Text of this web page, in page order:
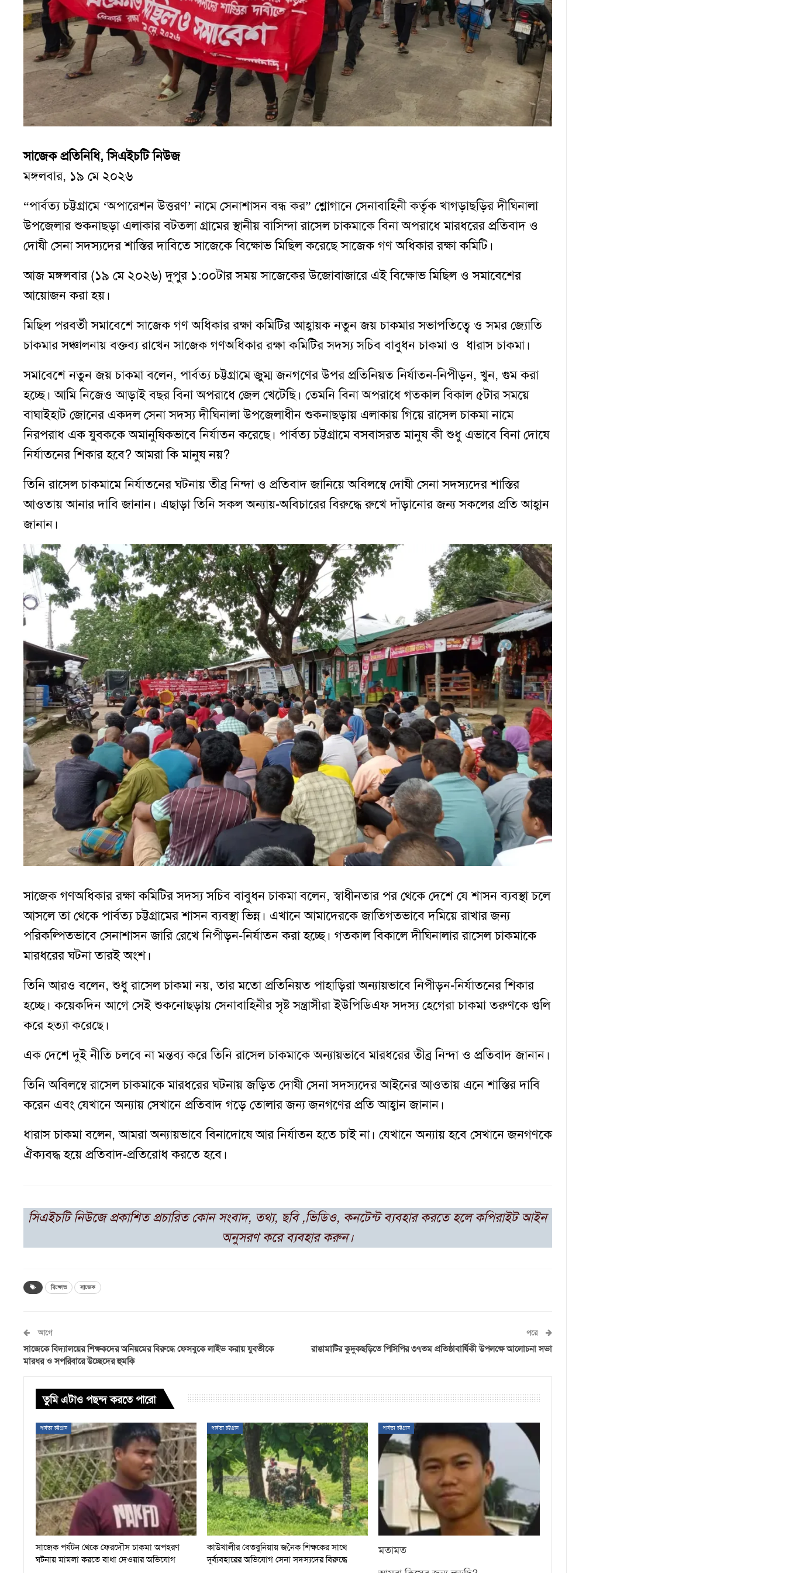
সাজেক প্রতিনিধি, সিএইচটি নিউজ
মঙ্গলবার, ১৯ মে ২০২৬
“পার্বত্য চট্টগ্রামে ‘অপারেশন উত্তরণ’ নামে সেনাশাসন বন্ধ কর” শ্লোগানে সেনাবাহিনী কর্তৃক খাগড়াছড়ির দীঘিনালা
উপজেলার শুকনাছড়া এলাকার বটতলা গ্রামের স্থানীয় বাসিন্দা রাসেল চাকমাকে বিনা অপরাধে মারধরের প্রতিবাদ ও
দোষী সেনা সদস্যদের শাস্তির দাবিতে সাজেকে বিক্ষোভ মিছিল করেছে সাজেক গণ অধিকার রক্ষা কমিটি।
আজ মঙ্গলবার (১৯ মে ২০২৬) দুপুর ১:০০টার সময় সাজেকের উজোবাজারে এই বিক্ষোভ মিছিল ও সমাবেশের
আয়োজন করা হয়।
মিছিল পরবর্তী সমাবেশে সাজেক গণ অধিকার রক্ষা কমিটির আহ্বায়ক নতুন জয় চাকমার সভাপতিত্বে ও সমর জ্যোতি
চাকমার সঞ্চালনায় বক্তব্য রাখেন সাজেক গণঅধিকার রক্ষা কমিটির সদস্য সচিব বাবুধন চাকমা ও ধারাস চাকমা।
সমাবেশে নতুন জয় চাকমা বলেন, পার্বত্য চট্টগ্রামে জুম্ম জনগণের উপর প্রতিনিয়ত নির্যাতন-নিপীড়ন, খুন, গুম করা
হচ্ছে। আমি নিজেও আড়াই বছর বিনা অপরাধে জেল খেটেছি। তেমনি বিনা অপরাধে গতকাল বিকাল ৫টার সময়ে
বাঘাইহাট জোনের একদল সেনা সদস্য দীঘিনালা উপজেলাধীন শুকনাছড়ায় এলাকায় গিয়ে রাসেল চাকমা নামে
নিরপরাধ এক যুবককে অমানুষিকভাবে নির্যাতন করেছে। পার্বত্য চট্টগ্রামে বসবাসরত মানুষ কী শুধু এভাবে বিনা দোষে
নির্যাতনের শিকার হবে? আমরা কি মানুষ নয়?
তিনি রাসেল চাকমামে নির্যাতনের ঘটনায় তীব্র নিন্দা ও প্রতিবাদ জানিয়ে অবিলম্বে দোষী সেনা সদস্যদের শাস্তির
আওতায় আনার দাবি জানান। এছাড়া তিনি সকল অন্যায়-অবিচারের বিরুদ্ধে রুখে দাঁড়ানোর জন্য সকলের প্রতি আহ্বান
জানান।
সাজেক গণঅধিকার রক্ষা কমিটির সদস্য সচিব বাবুধন চাকমা বলেন, স্বাধীনতার পর থেকে দেশে যে শাসন ব্যবস্থা চলে
আসলে তা থেকে পার্বত্য চট্টগ্রামের শাসন ব্যবস্থা ভিন্ন। এখানে আমাদেরকে জাতিগতভাবে দমিয়ে রাখার জন্য
পরিকল্পিতভাবে সেনাশাসন জারি রেখে নিপীড়ন-নির্যাতন করা হচ্ছে। গতকাল বিকালে দীঘিনালার রাসেল চাকমাকে
মারধরের ঘটনা তারই অংশ।
তিনি আরও বলেন, শুধু রাসেল চাকমা নয়, তার মতো প্রতিনিয়ত পাহাড়িরা অন্যায়ভাবে নিপীড়ন-নির্যাতনের শিকার
হচ্ছে। কয়েকদিন আগে সেই শুকনোছড়ায় সেনাবাহিনীর সৃষ্ট সন্ত্রাসীরা ইউপিডিএফ সদস্য হেগেরা চাকমা তরুণকে গুলি
করে হত্যা করেছে।
এক দেশে দুই নীতি চলবে না মন্তব্য করে তিনি রাসেল চাকমাকে অন্যায়ভাবে মারধরের তীব্র নিন্দা ও প্রতিবাদ জানান।
তিনি অবিলম্বে রাসেল চাকমাকে মারধরের ঘটনায় জড়িত দোষী সেনা সদস্যদের আইনের আওতায় এনে শাস্তির দাবি
করেন এবং যেখানে অন্যায় সেখানে প্রতিবাদ গড়ে তোলার জন্য জনগণের প্রতি আহ্বান জানান।
ধারাস চাকমা বলেন, আমরা অন্যায়ভাবে বিনাদোষে আর নির্যাতন হতে চাই না। যেখানে অন্যায় হবে সেখানে জনগণকে
ঐক্যবদ্ধ হয়ে প্রতিবাদ-প্রতিরোধ করতে হবে।
সিএইচটি নিউজে প্রকাশিত প্রচারিত কোন সংবাদ, তথ্য, ছবি ,ভিডিও, কনটেন্ট ব্যবহার করতে হলে কপিরাইট আইন
অনুসরণ করে ব্যবহার করুন।
বিক্ষোভ সাজেক
আগে
সাজেকে বিদ্যালয়ের শিক্ষকদের অনিয়মের বিরুদ্ধে ফেসবুকে লাইভ করায় যুবতীকে
মারধর ও সপরিবারে উচ্ছেদের হুমকি
পরে
রাঙামাটির কুদুকছড়িতে পিসিপির ৩৭তম প্রতিষ্ঠাবার্ষিকী উপলক্ষে আলোচনা সভা
তুমি এটাও পছন্দ করতে পারো
পার্বত্য চট্টগ্রাম
সাজেক পর্যটন থেকে ফেরদৌস চাকমা অপহরণ
ঘটনায় মামলা করতে বাধা দেওয়ার অভিযোগ
পার্বত্য চট্টগ্রাম
কাউখালীর বেতবুনিয়ায় জনৈক শিক্ষকের সাথে
দুর্ব্যবহারের অভিযোগ সেনা সদস্যদের বিরুদ্ধে
পার্বত্য চট্টগ্রাম
মতামত